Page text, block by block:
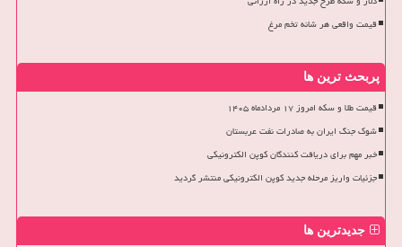
قیمت واقعی هر شانه تخم مرغ
پربحث ترین ها
قیمت طلا و سکه امروز ۱۷ مردادماه ۱۴۰۵
شوک جنگ ایران به صادرات نفت عربستان
خبر مهم برای دریافت کنندگان کوپن الکترونیکی
جزئیات واریز مرحله جدید کوپن الکترونیکی منتشر گردید
جدیدترین ها